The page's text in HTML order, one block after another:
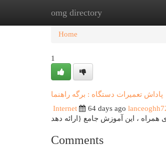
omg directory
Home New Site Listings
Home
1
پاداش تعمیرات دستگاه : برگه راهنما
Internet
64 days ago
Comments